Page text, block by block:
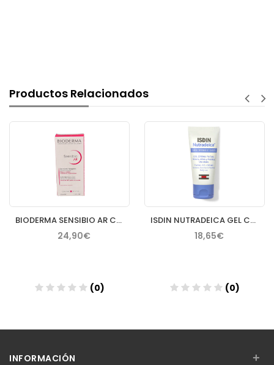
Productos Relacionados
BIODERMA SENSIBIO AR CREMA 40 ML
24,90€
(0)
ISDIN NUTRADEICA GEL CREMA FACIAL PIEL SEBORREICA 50 ML
18,65€
(0)
INFORMACIÓN +